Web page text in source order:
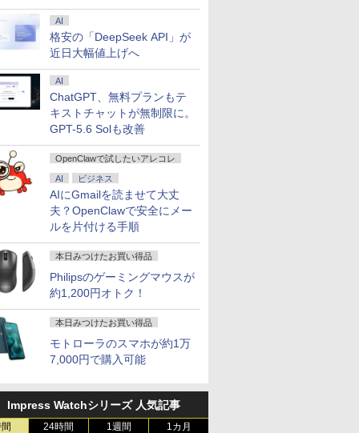
AI
格安の「DeepSeek API」が
近日大幅値上げへ
AI
ChatGPT、無料プランもテ
キストチャットが無制限に。
GPT-5.6 Solも改善
OpenClawで試したいアレコレ
AI ビジネス
AIにGmailを読ませて大丈
夫？OpenClawで安全にメー
ルを片付ける手順
本日みつけたお買い得品
Philipsのゲーミングマウスが
約1,200円オトク！
本日みつけたお買い得品
モトローラのスマホが約1万
7,000円で購入可能
Impress Watchシリーズ 人気記事
24時間 1週間 1カ月